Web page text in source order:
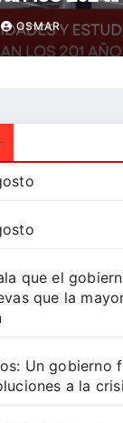
laOSMAR
que el
que la
Un gobierno
a la